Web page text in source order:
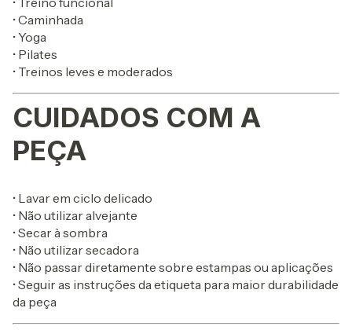
• Caminhada
• Yoga
• Pilates
• Treinos leves e moderados
CUIDADOS COM A
PEÇA
• Lavar em ciclo delicado
• Não utilizar alvejante
• Secar à sombra
• Não utilizar secadora
• Não passar diretamente sobre estampas ou aplicações
• Seguir as instruções da etiqueta para maior durabilidade
da peça